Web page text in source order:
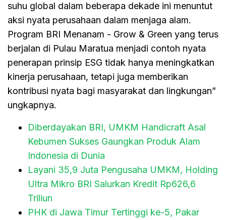
suhu global dalam beberapa dekade ini menuntut
aksi nyata perusahaan dalam menjaga alam.
Program BRI Menanam - Grow & Green yang terus
berjalan di Pulau Maratua menjadi contoh nyata
penerapan prinsip ESG tidak hanya meningkatkan
kinerja perusahaan, tetapi juga memberikan
kontribusi nyata bagi masyarakat dan lingkungan”
ungkapnya.
Diberdayakan BRI, UMKM Handicraft Asal
Kebumen Sukses Gaungkan Produk Alam
Indonesia di Dunia
Layani 35,9 Juta Pengusaha UMKM, Holding
Ultra Mikro BRI Salurkan Kredit Rp626,6
Triliun
PHK di Jawa Timur Tertinggi ke-5, Pakar